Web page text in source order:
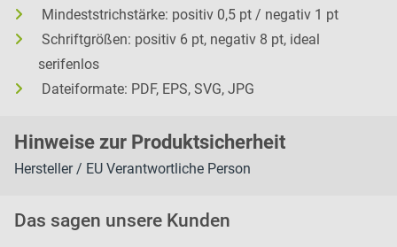
Mindeststrichstärke: positiv 0,5 pt / negativ 1 pt
Schriftgrößen: positiv 6 pt, negativ 8 pt, ideal
serifenlos
Dateiformate: PDF, EPS, SVG, JPG
Hinweise zur Produktsicherheit
Hersteller / EU Verantwortliche Person
Das sagen unsere Kunden